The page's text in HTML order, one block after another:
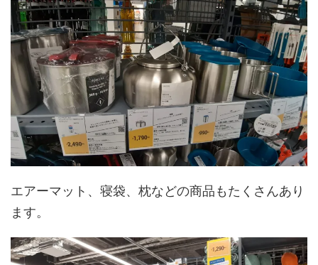
エアーマット、寝袋、枕などの商品もたくさんあり
ます。